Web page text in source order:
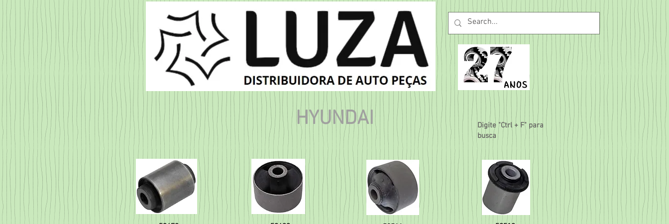
HYUNDAI
Digite "Ctrl + F" para
busca